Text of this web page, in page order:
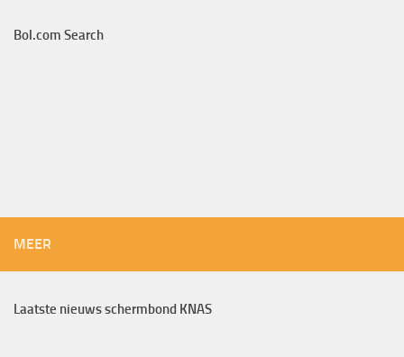
Bol.com Search
MEER
Laatste nieuws schermbond KNAS